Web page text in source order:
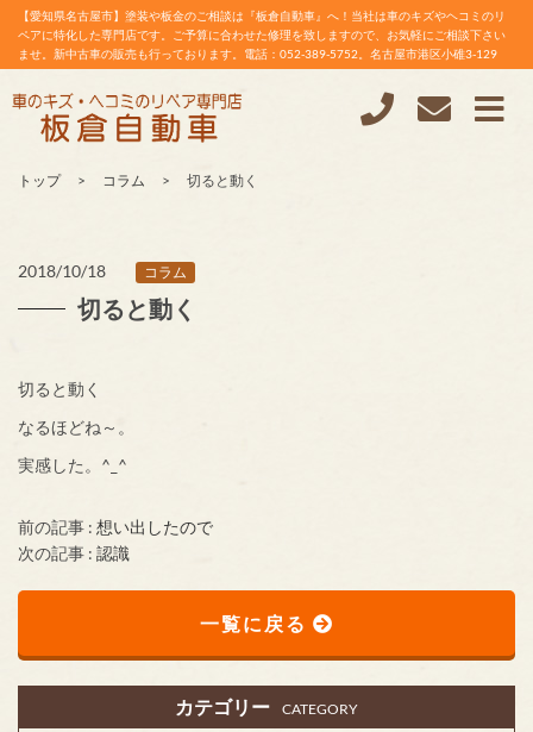
【愛知県名古屋市】塗装や板金のご相談は『板倉自動車』へ！当社は車のキズやヘコミのリ
ペアに特化した専門店です。ご予算に合わせた修理を致しますので、お気軽にご相談下さい
ませ。新中古車の販売も行っております。電話：052-389-5752。名古屋市港区小碓3-129
トップ コラム 切ると動く
2018/10/18 コラム
切ると動く
切ると動く
なるほどね～。
実感した。^_^
前の記事 : 想い出したので
次の記事 : 認識
一覧に戻る
カテゴリー CATEGORY